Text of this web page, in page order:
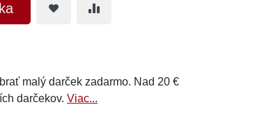
malý darček zadarmo. Nad 20 €
darčekov. Viac...